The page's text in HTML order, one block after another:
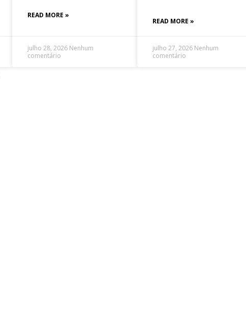
READ MORE »
julho 28, 2026 Nenhum
comentário
READ MORE »
julho 27, 2026 Nenhum
comentário